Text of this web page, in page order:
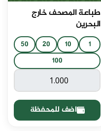
طباعة المصحف خارج
البحرين
1
10
20
50
100
اضف للمحفظة